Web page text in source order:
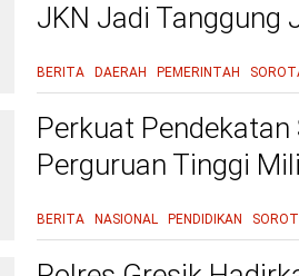
JKN Jadi Tanggung
BERITA DAERAH PEMERINTAH
Perkuat
Perguruan Tinggi
BERITA NASIONAL PENDIDIKAN